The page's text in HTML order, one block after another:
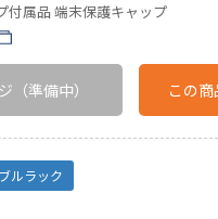
付属品 端末保護キャップ
（準備中） この商
ルラック